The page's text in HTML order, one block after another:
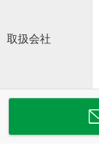
取扱会社